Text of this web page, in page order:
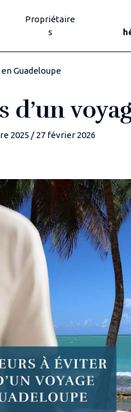
Propriétaire
s
Guadeloupe
2025 / 27 février 2026